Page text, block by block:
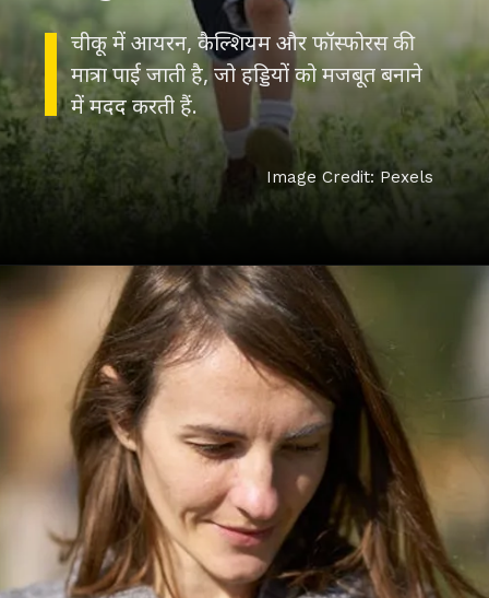
चीकू में आयरन, कैल्शियम और फॉस्फोरस की
मात्रा पाई जाती है, जो हड्डियों को मजबूत बनाने
में मदद करती हैं.
Image Credit: Pexels